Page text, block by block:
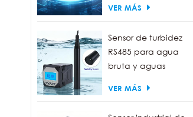
VER MÁS
Sensor de turbidez
RS485 para agua
bruta y aguas
medidora de turbidez
VER MÁS